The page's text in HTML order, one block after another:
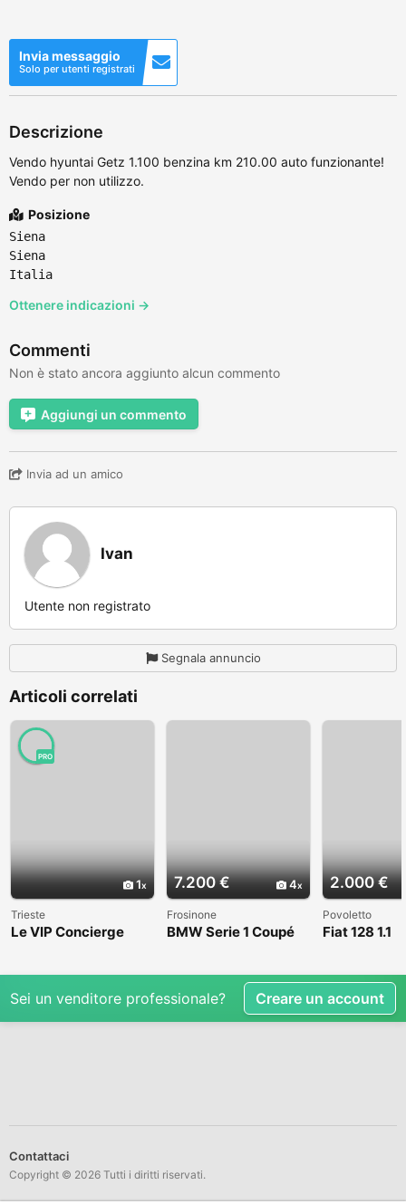
Invia messaggio
Solo per utenti registrati
Descrizione
Vendo hyuntai Getz 1.100 benzina km 210.00 auto funzionante!
Vendo per non utilizzo.
Posizione
Siena
Siena
Italia
Ottenere indicazioni →
Commenti
Non è stato ancora aggiunto alcun commento
Aggiungi un commento
Invia ad un amico
Ivan
Utente non registrato
Segnala annuncio
Articoli correlati
1
PRO
Trieste
Le VIP Concierge
7.200 € 4
Frosinone
BMW Serie 1 Coupé
2.000 €
Povoletto
Fiat 128 1.1
Sei un venditore professionale? Creare un account
Contattaci
Copyright © 2026 Tutti i diritti riservati.